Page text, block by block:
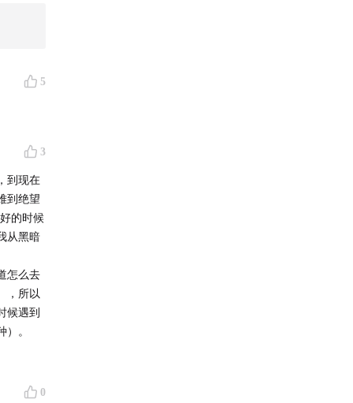
5
3
到现在
到绝望
的时候
从黑暗
怎么去
，所以
候遇到
。
0